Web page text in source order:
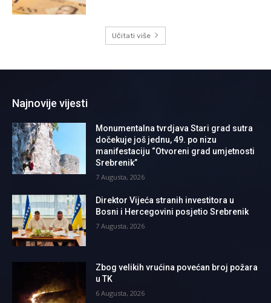
Učitati više
Najnovije vijesti
Monumentalna tvrdjava Stari grad sutra
dočekuje još jednu, 49. po nizu
manifestaciju “Otvoreni grad umjetnosti
Srebrenik”
7 Augusta, 2026
Direktor Vijeća stranih investitora u
Bosni i Hercegovini posjetio Srebrenik
7 Augusta, 2026
Zbog velikih vrućina povećan broj požara
u TK
6 Augusta, 2026